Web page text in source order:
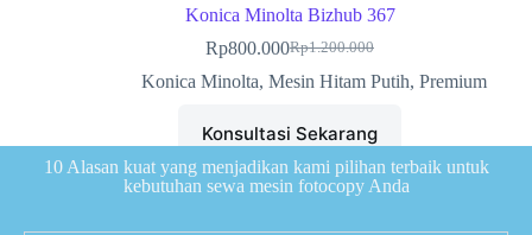
Konica Minolta Bizhub 367
Rp1.200.000
Rp800.000
Konica Minolta, Mesin Hitam Putih, Premium
Konsultasi Sekarang
10 Alasan kuat yang menjadikan kami pilihan terbaik untuk
kebutuhan sewa mesin fotocopy Anda